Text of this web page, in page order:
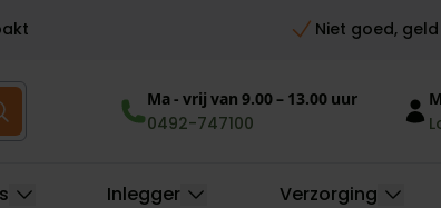
Niet goed, geld
Ma - vrij van 9.00 – 13.00 uur
0492-747100
Inlegger Verzorging